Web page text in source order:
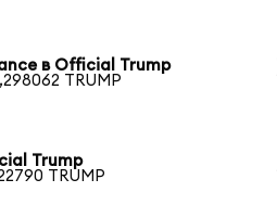
в Official Trump
TRUMP
Trump
TRUMP